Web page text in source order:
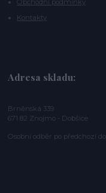
Kontakty
Adresa skladu:
Brněnská 339
671 82 Znojmo - Dobšice
Osobní odběr po předchozí